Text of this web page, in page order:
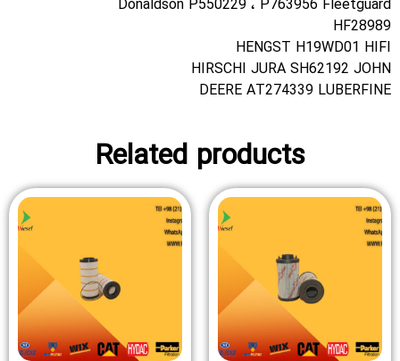
Donaldson P550229 ، P763956 Fleetguard
HF28989
HENGST H19WD01 HIFI
HIRSCHI JURA SH62192 JOHN
DEERE AT274339 LUBERFINE
Related products